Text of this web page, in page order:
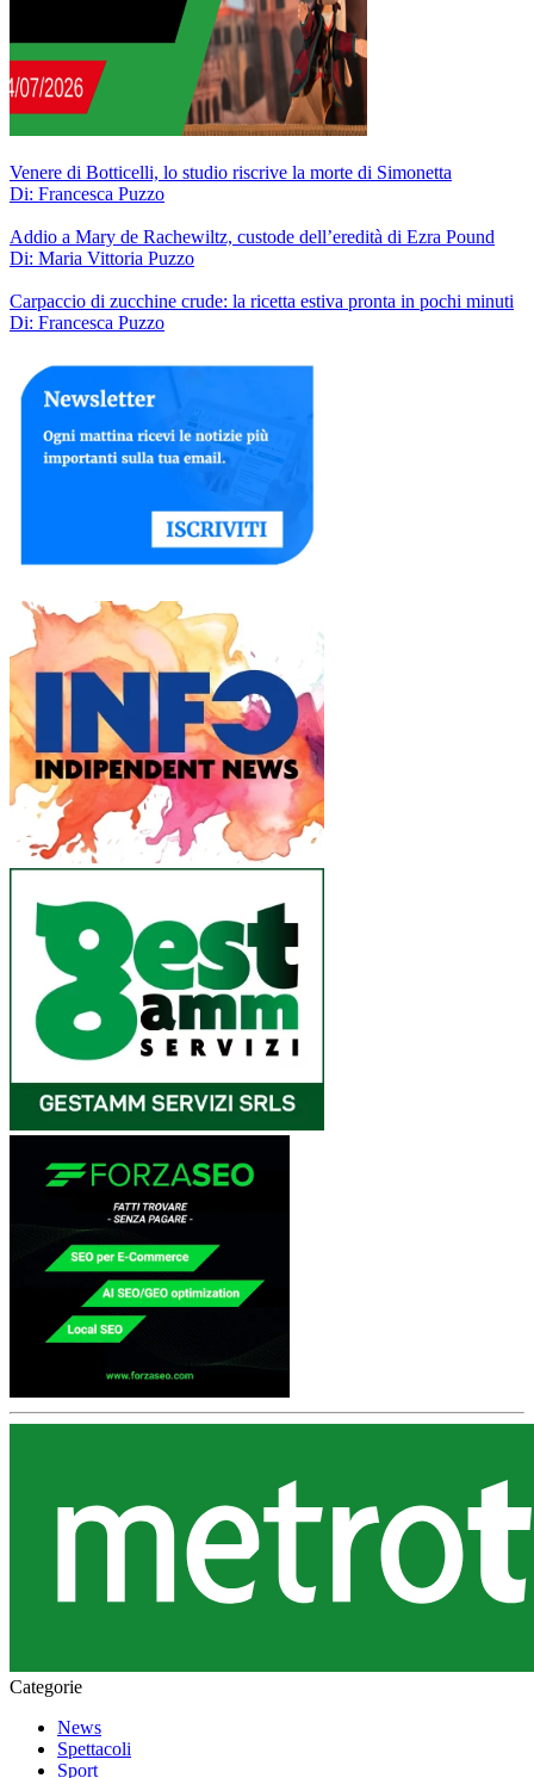
Venere di Botticelli, lo studio riscrive la morte di Simonetta
Di: Francesca Puzzo
Addio a Mary de Rachewiltz, custode dell’eredità di Ezra Pound
Di: Maria Vittoria Puzzo
Carpaccio di zucchine crude: la ricetta estiva pronta in pochi minuti
Di: Francesca Puzzo
Categorie
News
Spettacoli
Sport